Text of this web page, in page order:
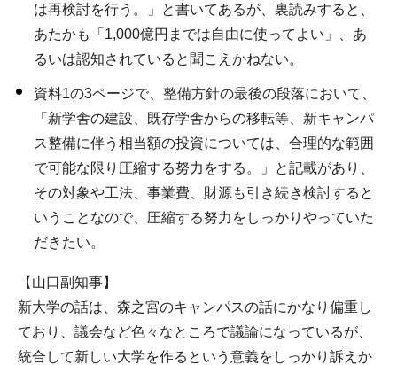
は再検討を行う。」と書いてあるが、裏読みすると、
あたかも「1,000億円までは自由に使ってよい」、あ
るいは認知されていると聞こえかねない。
資料1の3ページで、整備方針の最後の段落において、
「新学舎の建設、既存学舎からの移転等、新キャンパ
ス整備に伴う相当額の投資については、合理的な範囲
で可能な限り圧縮する努力をする。」と記載があり、
その対象や工法、事業費、財源も引き続き検討すると
いうことなので、圧縮する努力をしっかりやっていた
だきたい。
【山口副知事】
新大学の話は、森之宮のキャンパスの話にかなり偏重し
ており、議会など色々なところで議論になっているが、
統合して新しい大学を作るという意義をしっかり訴えか